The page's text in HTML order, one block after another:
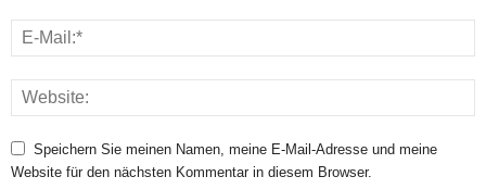
Speichern Sie meinen Namen, meine E-Mail-Adresse und meine
Website für den nächsten Kommentar in diesem Browser.